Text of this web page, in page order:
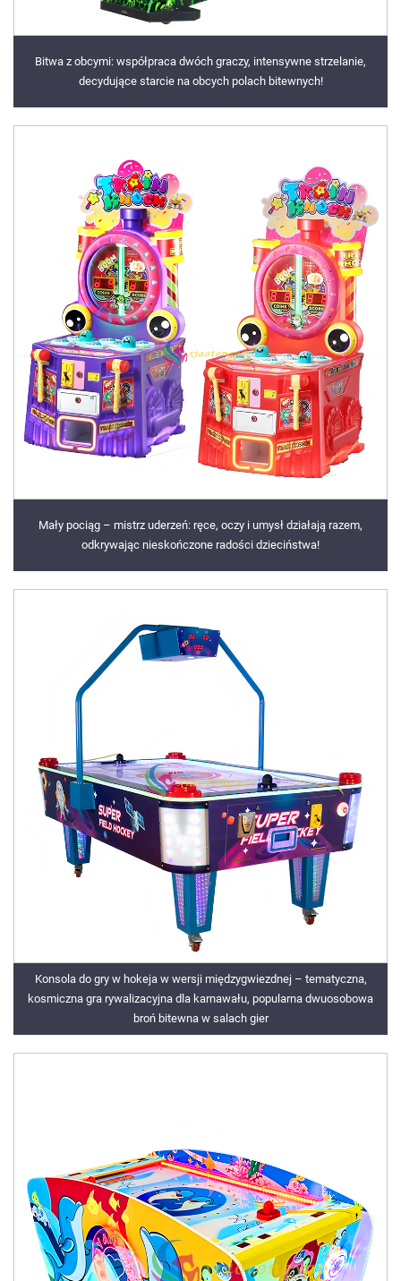
Bitwa z obcymi: współpraca dwóch graczy, intensywne strzelanie,
decydujące starcie na obcych polach bitewnych!
Mały pociąg – mistrz uderzeń: ręce, oczy i umysł działają razem,
odkrywając nieskończone radości dzieciństwa!
Konsola do gry w hokeja w wersji międzygwiezdnej – tematyczna,
kosmiczna gra rywalizacyjna dla karnawału, popularna dwuosobowa
broń bitewna w salach gier